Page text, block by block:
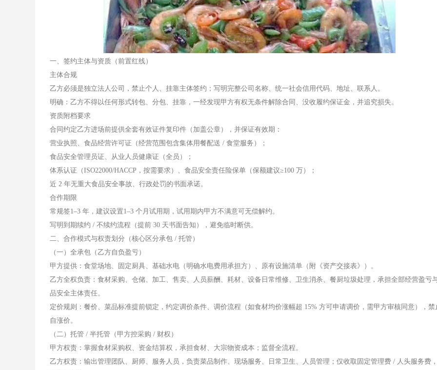
一、签约主体与资质（前置红线）
主体合规
乙方必须是独立法人公司，禁止个人、挂靠主体签约；写明完整公司名称、统一社会信用代码、地址、联系人。
明确：乙方不得以任何形式转包、分包、挂靠，一经发现甲方有权无条件解除合同、没收履约保证金，并追究损失。
资质附档要求
合同约定乙方进场前提供全套有效证件复印件（加盖公章），并保证有效期：
营业执照、食品经营许可证（经营范围包含集体用餐配送 / 食堂服务）；
食品安全管理员证、从业人员健康证（全员）；
体系认证（ISO22000/HACCP，按需要求）、食品安全责任险保单（保额建议≥100 万）；
近 2 年无重大食品安全事故、行政处罚的书面承诺。
合作期限
常规签1–3 年，建议设置1–3 个月试用期，试用期内甲方不满意可无偿解约。
写明到期续约 / 不续约流程（提前 30 天书面告知），避免临时断供。
二、合作模式与权责划分（核心区分承包 / 托管）
（一）全承包（乙方自负盈亏）
甲方提供：食堂场地、固定厨具、基础水电（明确水电费用承担方）、原有设施清单（附《资产交接表》）。
乙方全权负责：食材采购、仓储、加工、售卖、人员薪酬、耗材、设备日常维修、卫生消杀、餐厨垃圾处理，承担全部经营盈亏
品安全主体责任。
定价规则：餐价、菜品标准提前锁定，约定调价条件、调价流程（如食材均价涨幅超 15% 方可申请调价，需甲方审核同意），禁
自涨价。
（二）托管 / 半托管（甲方控采购 / 财权）
甲方权责：掌握食材采购权、资金结算权，承担食材、大宗物资成本；监督全流程。
乙方权责：输出管理团队、厨师、服务人员，负责菜品制作、现场服务、日常卫生、人员管理；仅收取固定管理费 / 人头服务费